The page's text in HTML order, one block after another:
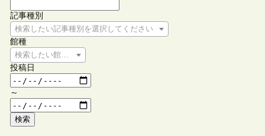
記事種別
検索したい記事種別を選択してください
館種
検索したい館種を選択してください
投稿日
～
検索